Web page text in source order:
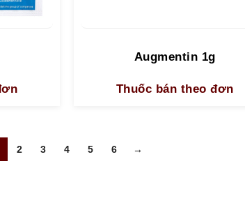
Augmentin 1g
Thuốc bán theo đơn
2 3 4 5 6 →